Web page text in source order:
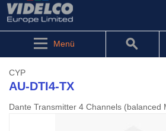
Menü
CYP
AU-DTI4-TX
Dante Transmitter 4 Channels (balanced